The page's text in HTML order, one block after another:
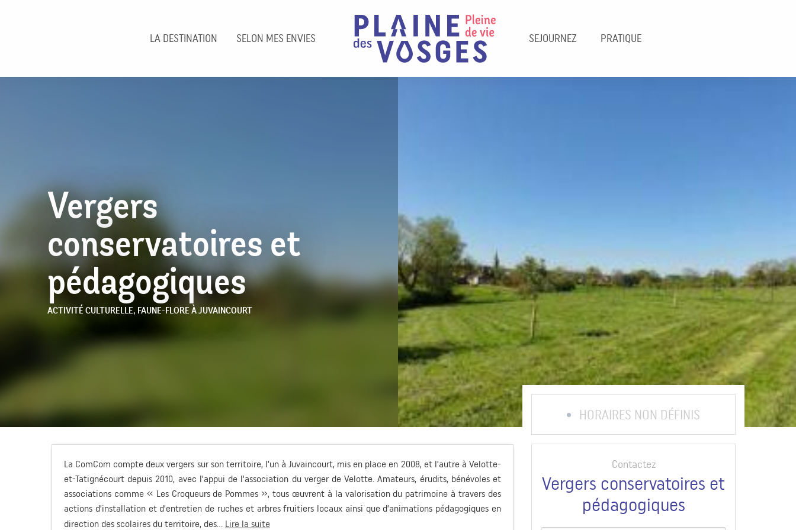
LA DESTINATION SELON MES ENVIES SEJOURNEZ PRATIQUE
Vergers
conservatoires et
pédagogiques
ACTIVITÉ CULTURELLE, FAUNE-FLORE À JUVAINCOURT
La ComCom compte deux vergers sur son territoire, l’un à Juvaincourt, mis en place en 2008, et l’autre à Velotte-
et-Tatignécourt depuis 2010, avec l’appui de l’association du verger de Velotte. Amateurs, érudits, bénévoles et
associations comme « Les Croqueurs de Pommes », tous œuvrent à la valorisation du patrimoine à travers des
actions d’installation et d’entretien de ruches et arbres fruitiers locaux ainsi que d’animations pédagogiques en
direction des scolaires du territoire, des... Lire la suite
HORAIRES NON DÉFINIS
Contactez
Vergers conservatoires et
pédagogiques